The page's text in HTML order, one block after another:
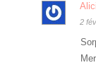
2